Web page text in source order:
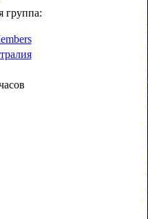
группа: